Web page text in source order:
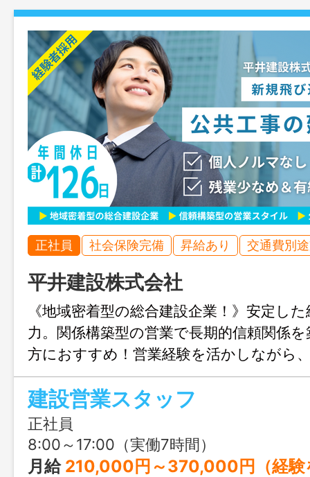
正社員 社会保険完備 昇給あり 交通費別
平井建設株式会社
《地域密着型の総合建設企業！》安定し
力。関係構築型の営業で長期的信頼関係
方におすすめ！営業経験を活かしながら
け市場価値を高められる環境です。
建設営業スタッフ
正社員
8:00～17:00（実働7時間）
月給 210,000円～370,000円（経験